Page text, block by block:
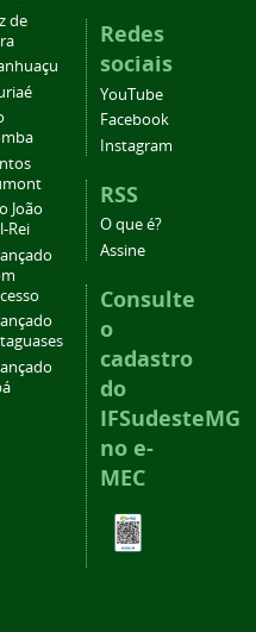
de
João
Rei
Redes
sociais
YouTube
Facebook
Instagram
RSS
O que é?
Assine
Consulte
o
cadastro
do
IFSudesteMG
no e-
MEC